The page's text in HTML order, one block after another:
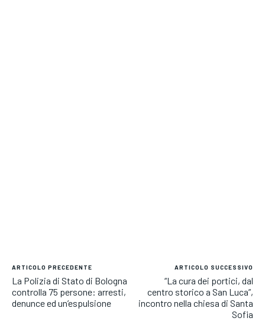
ARTICOLO PRECEDENTE
La Polizia di Stato di Bologna
controlla 75 persone: arresti,
denunce ed un’espulsione
ARTICOLO SUCCESSIVO
“La cura dei portici, dal
centro storico a San Luca”,
incontro nella chiesa di Santa
Sofia